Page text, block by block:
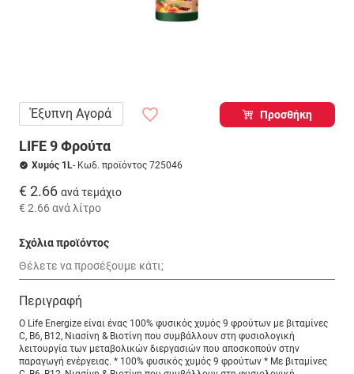
Έξυπνη Αγορά Προσθήκη
LIFE 9 Φρούτα
Χυμός 1L- Κωδ. προϊόντος 725046
€ 2.66 ανά τεμάχιο
€ 2.66 ανά λίτρο
Σχόλια προϊόντος
Περιγραφή
O Life Energize είναι ένας 100% φυσικός χυμός 9 φρούτων με βιταμίνες
C, B6, B12, Νιασίνη & Βιοτίνη που συμβάλλουν στη φυσιολογική
λειτουργία των μεταβολικών διεργασιών που αποσκοπούν στην
παραγωγή ενέργειας. * 100% φυσικός χυμός 9 φρούτων * Με βιταμίνες